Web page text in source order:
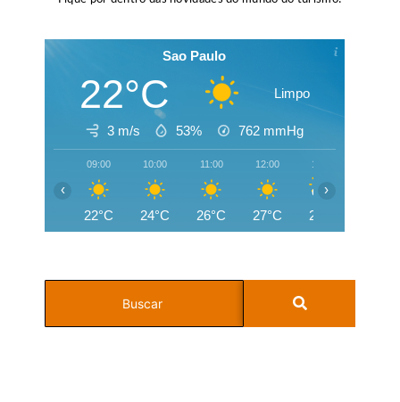
Sao Paulo
22°C Limpo
3 m/s 53% 762 mmHg
09:00
22°C
10:00
24°C
11:00
26°C
12:00
27°C
13:00
28°C
‹ ›